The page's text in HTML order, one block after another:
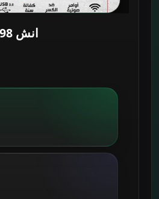
شاشه Gazal 98 انش